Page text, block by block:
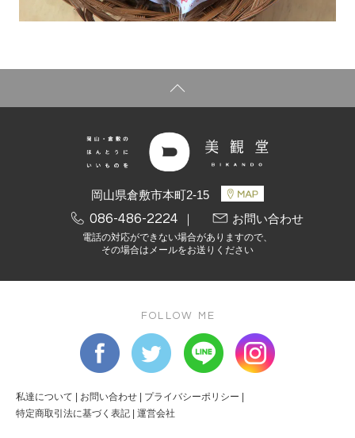
岡山県倉敷市本町2-15
086-486-2224 ｜ お問い合わせ
電話の対応ができない場合がありますので、
その場合はメールをお送りください
FOLLOW ME
私達について | お問い合わせ | プライバシーポリシー |
特定商取引法に基づく表記 | 運営会社